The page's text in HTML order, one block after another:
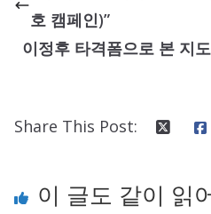
호 캠페인)”
이정후 타격폼으로 본 지
Share This Post:
이 글도 같이 읽